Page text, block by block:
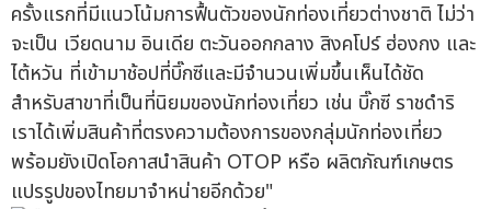
ครั้งแรกที่มีแนวโน้มการฟื้นตัวของนักท่องเที่ยวต่างชาติ ไม่ว่า
จะเป็น เวียดนาม อินเดีย ตะวันออกกลาง สิงคโปร์ ฮ่องกง และ
ไต้หวัน ที่เข้ามาช้อปที่บิ๊กซีและมีจำนวนเพิ่มขึ้นเห็นได้ชัด
สำหรับสาขาที่เป็นที่นิยมของนักท่องเที่ยว เช่น บิ๊กซี ราชดำริ
เราได้เพิ่มสินค้าที่ตรงความต้องการของกลุ่มนักท่องเที่ยว
พร้อมยังเปิดโอกาสนำสินค้า OTOP หรือ ผลิตภัณฑ์เกษตร
แปรรูปของไทยมาจำหน่ายอีกด้วย"